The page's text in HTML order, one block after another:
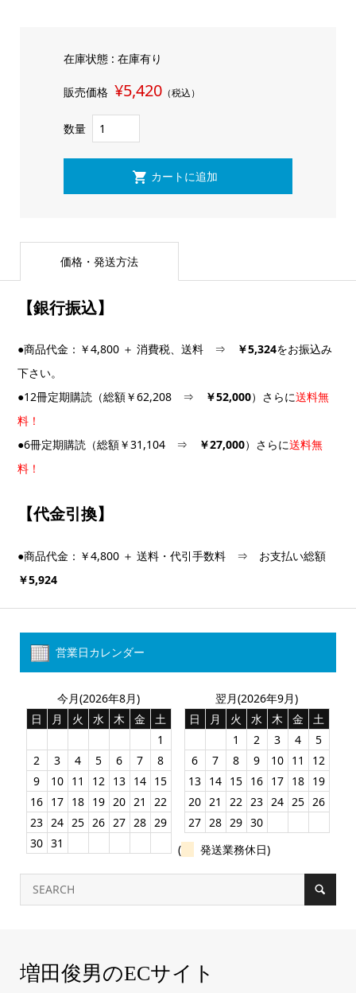
在庫状態 : 在庫有り
販売価格 ¥5,420（税込）
数量
価格・発送方法
【銀行振込】
●商品代金：￥4,800 ＋ 消費税、送料 ⇒ ￥5,324をお振込み
下さい。
●12冊定期購読（総額￥62,208 ⇒
￥52,000）さらに送料無
料！
●6冊定期購読（総額￥31,104 ⇒
￥27,000）さらに送料無
料！
【代金引換】
●商品代金：￥4,800 ＋ 送料・代引手数料
⇒ お支払い総額
￥5,924
営業日カレンダー
今月(2026年8月)
日
月 火 水 木 金
土
1
2
3 4 5 6 7
8
9
10 11 12 13 14 15
16 17 18 19 20 21
22
23 24 25 26 27 28 29
30 31
翌月(2026年9月)
日
月 火 水 木 金
土
1
2 3 4
5
6
7 8 9 10 11
12
13 14 15 16 17 18 19
20 21 22 23 24 25 26
27 28 29 30
(
発送業務休日)
増田俊男のECサイト